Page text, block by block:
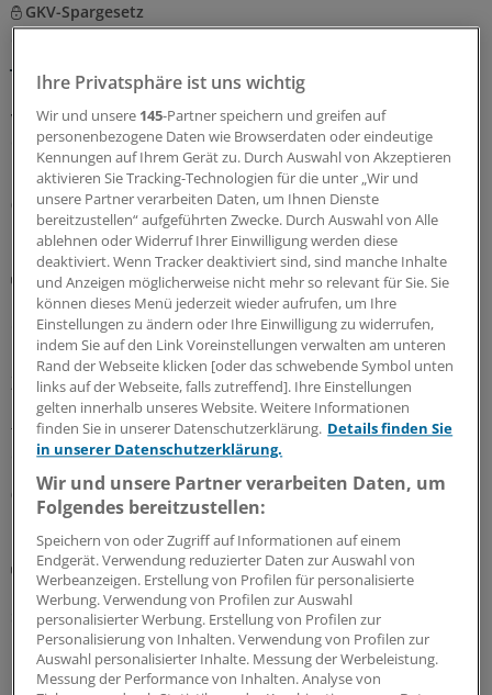
GKV-Spargesetz
Sparliste der KBV: So hoch könnten die Verluste
Die Kassenärztliche Bundesvereinigung hat eine Liste
vorgelegt, in der sie die möglichen finanziellen Folgen
des GKV-Spargesetzes pro Ärztin bzw. Arzt auflistet. Die
Unterschiede zwischen Haus- und Fachärzten sind groß.
05.08.2026
Urteil
BGH: Eltern können Zwangsbehandlung von Kind
ohne Genehmigung veranlassen
Habe eine medizinische Maßnahme therapeutische
Zwecke, reiche die Einwilligung der Eltern aus. Eine
richterliche Genehmigung sei aber bei
freiheitsentziehenden Maßnahmen weiterhin
erforderlich, so der BGH.
04.08.2026
Beitragssatzstabilisierungsgesetz
GKV-Spargesetz tritt in Kraft: Welche Neuerungen
sofort greifen
Das umstrittene GKV-Spargesetz ist in Kraft getreten.
Das bedeutet auch, dass schon jetzt einige Regelungen
Ihre Privatsphäre ist uns wichtig
Wir und unsere 145-Partner speichern und greifen auf
personenbezogene Daten wie Browserdaten oder eindeutige
Kennungen auf Ihrem Gerät zu. Durch Auswahl von Akzeptieren
aktivieren Sie Tracking-Technologien für die unter „Wir und
unsere Partner verarbeiten Daten, um Ihnen Dienste
bereitzustellen“ aufgeführten Zwecke. Durch Auswahl von Alle
ablehnen oder Widerruf Ihrer Einwilligung werden diese
deaktiviert. Wenn Tracker deaktiviert sind, sind manche Inhalte
und Anzeigen möglicherweise nicht mehr so relevant für Sie. Sie
können dieses Menü jederzeit wieder aufrufen, um Ihre
Einstellungen zu ändern oder Ihre Einwilligung zu widerrufen,
indem Sie auf den Link Voreinstellungen verwalten am unteren
Rand der Webseite klicken [oder das schwebende Symbol unten
links auf der Webseite, falls zutreffend]. Ihre Einstellungen
gelten innerhalb unseres Website. Weitere Informationen
finden Sie in unserer Datenschutzerklärung. Details finden Sie
in unserer Datenschutzerklärung.
Wir und unsere Partner verarbeiten Daten, um
Folgendes bereitzustellen:
Speichern von oder Zugriff auf Informationen auf einem
Endgerät. Verwendung reduzierter Daten zur Auswahl von
Werbeanzeigen. Erstellung von Profilen für personalisierte
Werbung. Verwendung von Profilen zur Auswahl
personalisierter Werbung. Erstellung von Profilen zur
Personalisierung von Inhalten. Verwendung von Profilen zur
Auswahl personalisierter Inhalte. Messung der Werbeleistung.
Messung der Performance von Inhalten. Analyse von